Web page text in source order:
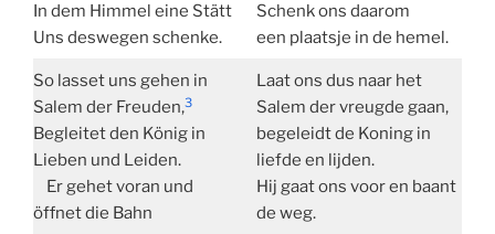
In dem Himmel eine Stätt
Uns deswegen schenke.
Schenk ons daarom
een plaatsje in de hemel.
So lasset uns gehen in
Salem der Freuden,3
Begleitet den König in
Lieben und Leiden.
Er gehet voran und
öffnet die Bahn
Laat ons dus naar het
Salem der vreugde gaan,
begeleidt de Koning in
liefde en lijden.
Hij gaat ons voor en baant
de weg.